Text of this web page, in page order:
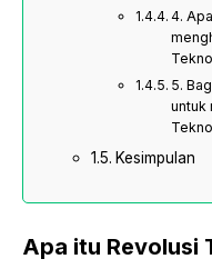
4.
5.
untuk
Kesimpulan
Apa itu Revolusi